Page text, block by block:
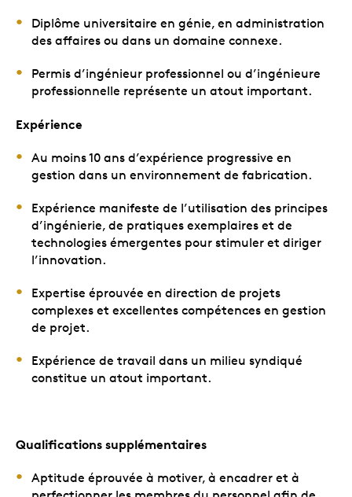
Diplôme universitaire en génie, en administration
des affaires ou dans un domaine connexe.
Permis d’ingénieur professionnel ou d’ingénieure
professionnelle représente un atout important.
Expérience
Au moins 10 ans d’expérience progressive en
gestion dans un environnement de fabrication.
Expérience manifeste de l’utilisation des principes
d’ingénierie, de pratiques exemplaires et de
technologies émergentes pour stimuler et diriger
l’innovation.
Expertise éprouvée en direction de projets
complexes et excellentes compétences en gestion
de projet.
Expérience de travail dans un milieu syndiqué
constitue un atout important.
Qualifications supplémentaires
Aptitude éprouvée à motiver, à encadrer et à